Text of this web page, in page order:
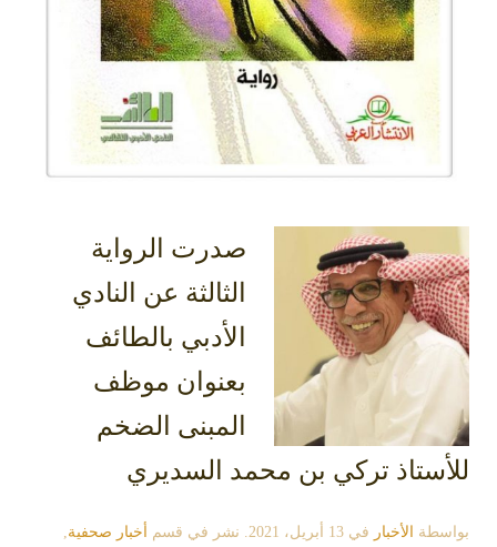
صدرت الرواية
الثالثة عن النادي
الأدبي بالطائف
بعنوان موظف
المبنى الضخم
للأستاذ تركي بن محمد السديري
بواسطة الأخبار في 13 أبريل، 2021 . نشر في قسم أخبار صحفية,